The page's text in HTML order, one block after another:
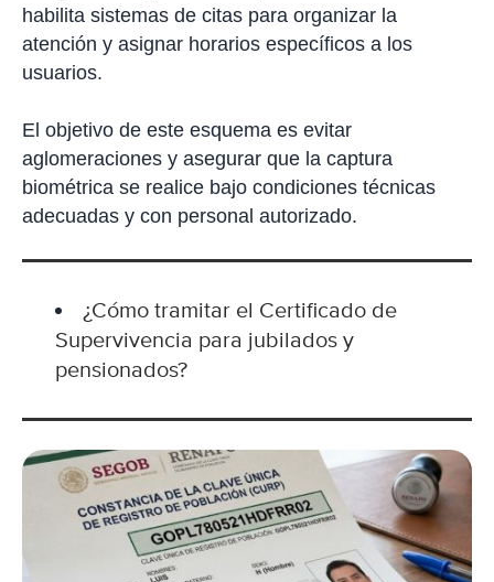
habilita sistemas de citas para organizar la
atención y asignar horarios específicos a los
usuarios.
El objetivo de este esquema es evitar
aglomeraciones y asegurar que la captura
biométrica se realice bajo condiciones técnicas
adecuadas y con personal autorizado.
¿Cómo tramitar el Certificado de
Supervivencia para jubilados y
pensionados?